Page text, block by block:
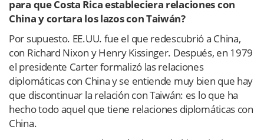
para que Costa Rica estableciera relaciones con
China y cortara los lazos con Taiwán?
Por supuesto. EE.UU. fue el que redescubrió a China,
con Richard Nixon y Henry Kissinger. Después, en 1979
el presidente Carter formalizó las relaciones
diplomáticas con China y se entiende muy bien que hay
que discontinuar la relación con Taiwán: es lo que ha
hecho todo aquel que tiene relaciones diplomáticas con
China.